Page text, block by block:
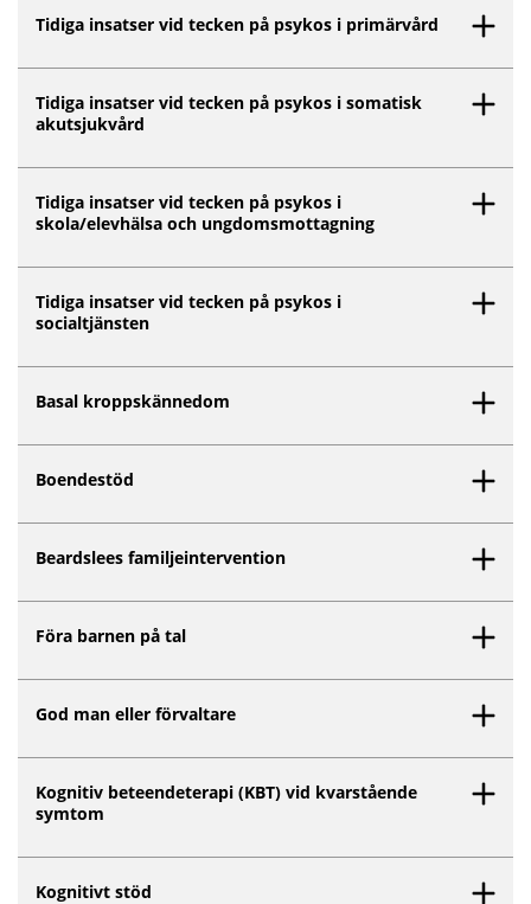
Tidiga insatser vid tecken på psykos i primärvård
Tidiga insatser vid tecken på psykos i somatisk
akutsjukvård
Tidiga insatser vid tecken på psykos i
skola/elevhälsa och ungdomsmottagning
Tidiga insatser vid tecken på psykos i
socialtjänsten
Basal kroppskännedom
Boendestöd
Beardslees familjeintervention
Föra barnen på tal
God man eller förvaltare
Kognitiv beteendeterapi (KBT) vid kvarstående
symtom
Kognitivt stöd
Inget innehåll matchar dina valda filter.